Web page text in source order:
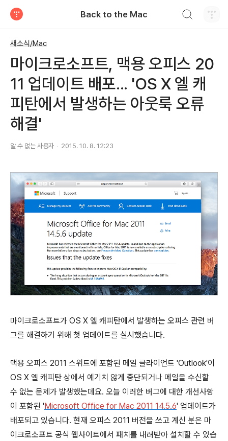
Back to the Mac
새소식/Mac
마이크로소프트, 맥용 오피스 20
11 업데이트 배포... 'OS X 엘 캐
피탄에서 발생하는 아웃룩 오류
해결'
알 수 없는 사용자 2015. 10. 8. 12:23
마이크로소프트가 OS X 엘 캐피탄에서 발생하는 오피스 관련 버
그를 해결하기 위해 첫 업데이트를 실시했습니다.
맥용 오피스 2011 스위트에 포함된 메일 클라이언트 'Outlook'이
OS X 엘 캐피탄 상에서 예기치 않게 중단되거나 메일을 수신할
수 없는 문제가 발생했는데요. 오늘 이러한 버그에 대한 개선사항
이 포함된 'Microsoft Office for Mac 2011 14.5.6' 업데이트가
배포되고 있습니다. 현재 오피스 2011 버전을 쓰고 계신 분은 마
이크로소프트 공식 웹사이트에서 패치를 내려받아 설치할 수 있습